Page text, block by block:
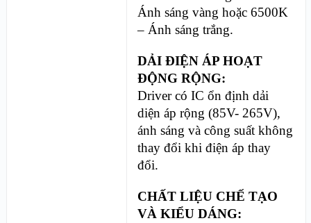
Ánh sáng vàng hoặc 6500K
– Ánh sáng trắng.
DẢI ĐIỆN ÁP HOẠT
ĐỘNG RỘNG:
Driver có IC ổn định dải
diện áp rộng (85V- 265V),
ánh sáng và công suất không
thay đổi khi điện áp thay
đổi.
CHẤT LIỆU CHẾ TẠO
VÀ KIỂU DÁNG: